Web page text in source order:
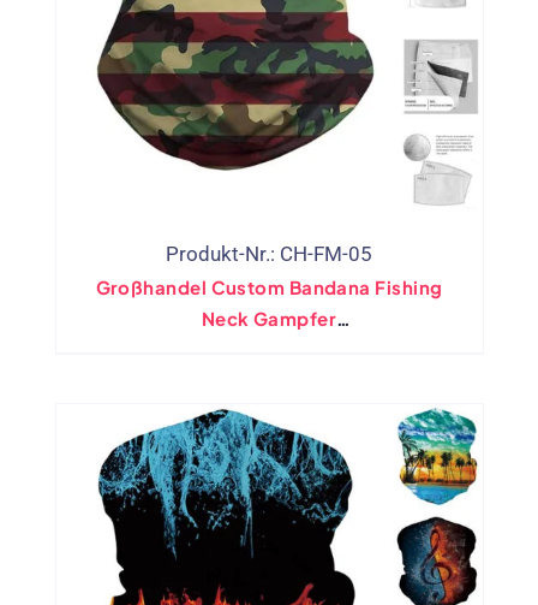
Produkt-Nr.: CH-FM-05
Großhandel Custom Bandana Fishing
Neck Gampfer